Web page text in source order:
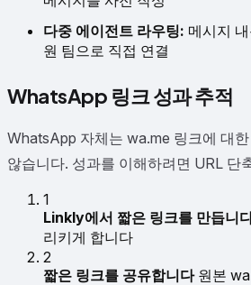
다중 에이전트 라우팅: 메시지
원 팀으로 직접 연결
WhatsApp 링크 성과 추적
WhatsApp 자체는 wa.me 링크에 대
않습니다. 성과를 이해하려면 URL 단
1
Linkly에서 짧은 링크를 만듭니
리키게 합니다
2
짧은 링크를 공유합니다원본